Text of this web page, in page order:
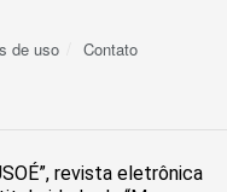
de uso Contato
revista eletrônica